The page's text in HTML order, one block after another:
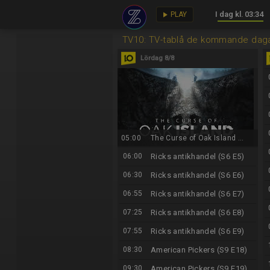
play_arrow PLAY I dag kl. 03:34
TV10: TV-tablå de kommande
Lördag 8/8
05:00 The Curse of Oak Island ...
06:00 Ricks antikhandel (S6 E5)
06:30 Ricks antikhandel (S6 E6)
06:55 Ricks antikhandel (S6 E7)
07:25 Ricks antikhandel (S6 E8)
07:55 Ricks antikhandel (S6 E9)
08:30 American Pickers (S9 E18)
09:30